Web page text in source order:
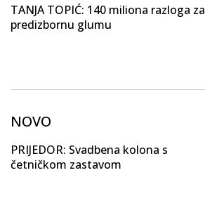
TANJA TOPIĆ: 140 miliona razloga za
predizbornu glumu
NOVO
PRIJEDOR: Svadbena kolona s
četničkom zastavom